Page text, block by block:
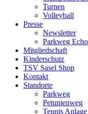
Turnen
Volleyball
Presse
Newsletter
Parkweg Echo
Mitgliedschaft
Kinderschutz
TSV Sasel Shop
Kontakt
Standorte
Parkweg
Petunienweg
Tennis Anlage